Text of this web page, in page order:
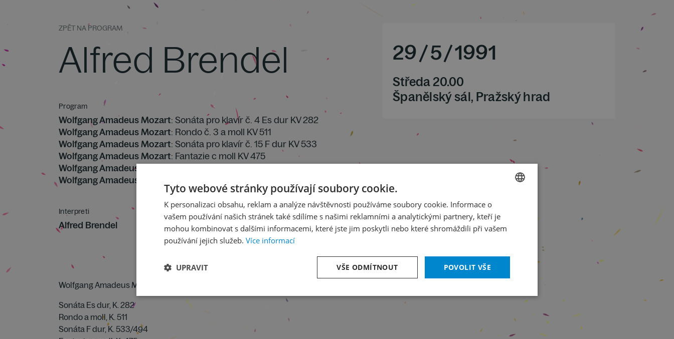
ZPĚT NA PROGRAM
Alfred Brendel
Program
Wolfgang Amadeus Mozart: Sonáta pro klavír č. 4 Es dur KV 282
Wolfgang Amadeus Mozart: Rondo č. 3 a moll KV 511
Wolfgang Amadeus Mozart: Sonáta pro klavír č. 15 F dur KV 533
Wolfgang Amadeus Mozart: Fantazie c moll KV 475
Wolfgang Amadeus Mozart
Wolfgang Amadeus Mozart
Interpreti
Alfred Brendel
29/5/1991
Středa 20.00
Španělský sál, Pražský hrad
Wolfgang Amadeus Mozart:
Sonáta Es dur, K. 282
Rondo a moll, K. 511
Sonáta F dur, K. 533/494
ENGLISH
Tyto webové stránky používají soubory cookie.
K personalizaci obsahu, reklam a analýze návštěvnosti používáme soubory cookie. Informace o
vašem používání našich stránek také sdílíme s našimi reklamními a analytickými partnery, kteří je
mohou kombinovat s dalšími informacemi, které jste jim poskytli nebo které shromáždili při vašem
používání jejich služeb. Více informací
POVOLIT VŠE
VŠE ODMÍTNOUT
UPRAVIT